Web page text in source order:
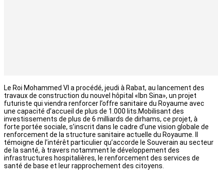
Le Roi Mohammed VI a procédé, jeudi à Rabat, au lancement des
travaux de construction du nouvel hôpital «Ibn Sina», un projet
futuriste qui viendra renforcer l’offre sanitaire du Royaume avec
une capacité d’accueil de plus de 1.000 lits.Mobilisant des
investissements de plus de 6 milliards de dirhams, ce projet, à
forte portée sociale, s’inscrit dans le cadre d’une vision globale de
renforcement de la structure sanitaire actuelle du Royaume. Il
témoigne de l’intérêt particulier qu’accorde le Souverain au secteur
de la santé, à travers notamment le développement des
infrastructures hospitalières, le renforcement des services de
santé de base et leur rapprochement des citoyens.